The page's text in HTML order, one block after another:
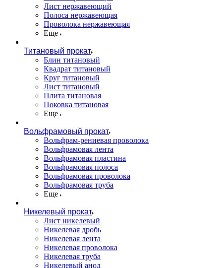
Лист нержавеющий
Полоса нержавеющая
Проволока нержавеющая
Еще
Титановый прокат
Блин титановый
Квадрат титановый
Круг титановый
Лист титановый
Плита титановая
Поковка титановая
Еще
Вольфрамовый прокат
Вольфрам-рениевая проволока
Вольфрамовая лента
Вольфрамовая пластина
Вольфрамовая полоса
Вольфрамовая проволока
Вольфрамовая труба
Еще
Никелевый прокат
Лист никелевый
Никелевая дробь
Никелевая лента
Никелевая проволока
Никелевая труба
Никелевый анод